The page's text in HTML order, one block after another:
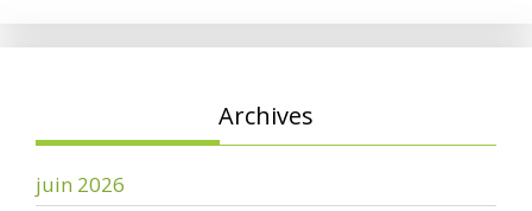
Archives
juin 2026